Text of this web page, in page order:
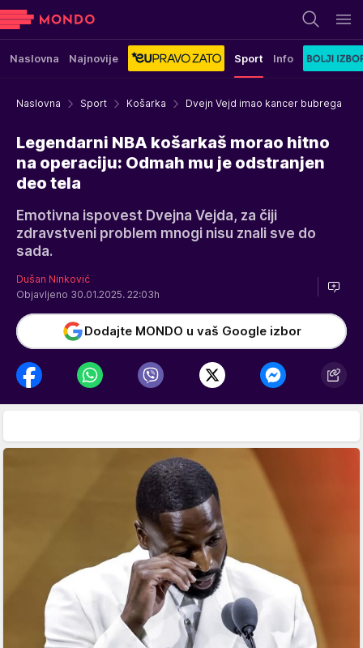
Naslovna Najnovije Sport Info
Naslovna Sport Košarka Dvejn Vejd imao kancer bubrega
Legendarni NBA košarkaš morao hitno
na operaciju: Odmah mu je odstranjen
deo tela
Emotivna ispovest Dvejna Vejda, za čiji
zdravstveni problem mnogi nisu znali sve do
sada.
Dušan Ninković
Objavljeno 30.01.2025. 22:03h
Dodajte MONDO u vaš Google izbor